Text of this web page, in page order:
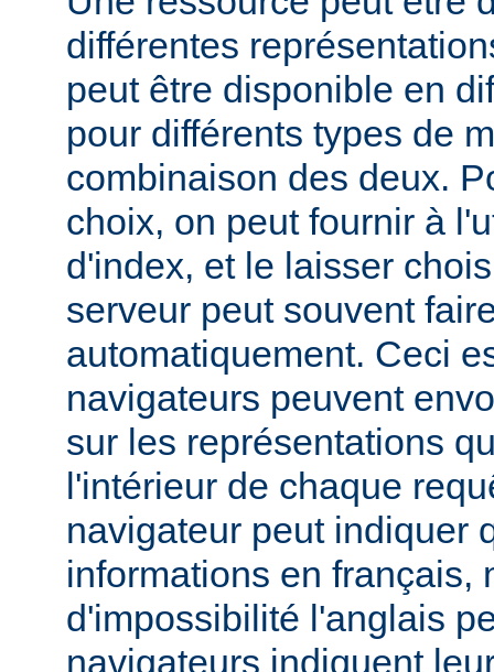
différentes
peut être disponible en
pour différents types de
combinaison des deux.
choix, on peut fournir à
d'index, et le laisser
serveur peut souvent
automatiquement. Ceci
navigateurs peuvent
sur les représentations
l'intérieur de chaque
navigateur peut indiquer
informations en français,
d'impossibilité l'anglais
navigateurs indiquent